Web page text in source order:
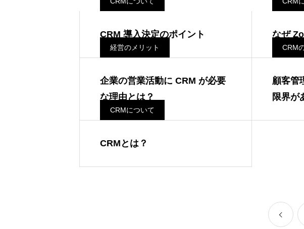
CRM 導入決定のポイント なぜ
経営のメリット
企業の営業活動に CRM が必要
な理由とは？
CRM
顧客管
限界が
CRMについて
CRMとは？